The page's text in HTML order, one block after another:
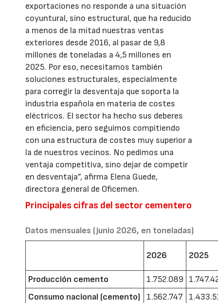
exportaciones no responde a una situación
coyuntural, sino estructural, que ha reducido
a menos de la mitad nuestras ventas
exteriores desde 2016, al pasar de 9,8
millones de toneladas a 4,5 millones en
2025. Por eso, necesitamos también
soluciones estructurales, especialmente
para corregir la desventaja que soporta la
industria española en materia de costes
eléctricos. El sector ha hecho sus deberes
en eficiencia, pero seguimos compitiendo
con una estructura de costes muy superior a
la de nuestros vecinos. No pedimos una
ventaja competitiva, sino dejar de competir
en desventaja”, afirma Elena Guede,
directora general de Oficemen.
Principales cifras del sector cementero
Datos mensuales (junio 2026, en toneladas)
2026 2025
Producción cemento 1.752.089
Consumo nacional (cemento)
1.562.747